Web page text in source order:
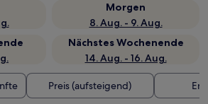
Morgen
8. Aug. - 9. Aug.
Nächstes Wochenende
14. Aug. - 16. Aug.
Preis (aufsteigend)